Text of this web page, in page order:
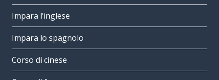
Impara l’inglese
Impara lo spagnolo
Corso di cinese